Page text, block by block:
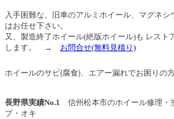
入手困難な、旧車のアルミホイール、マグネシ
はお任せ下さい。
又、製造終了ホイール(絶版ホイール)も レスト
します。
→ お問合せ(無料見積り)
ホイールのサビ(腐食)、エアー漏れでお困りの
長野県実績No.1 信州松本市のホイール修理
プ・オキ